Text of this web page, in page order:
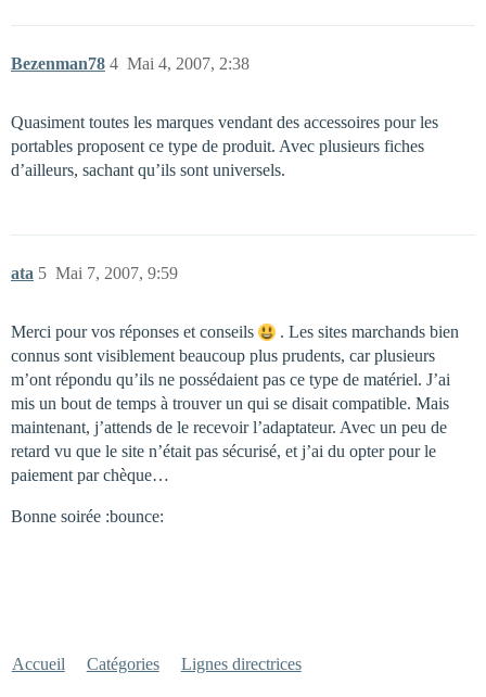
Bezenman78 Mai 4, 2007, 2:38
4
Quasiment toutes les marques vendant des accessoires pour les
portables proposent ce type de produit. Avec plusieurs fiches
d’ailleurs, sachant qu’ils sont universels.
ata Mai 7, 2007, 9:59
5
Merci pour vos réponses et conseils
. Les sites marchands bien
connus sont visiblement beaucoup plus prudents, car plusieurs
m’ont répondu qu’ils ne possédaient pas ce type de matériel. J’ai
mis un bout de temps à trouver un qui se disait compatible. Mais
maintenant, j’attends de le recevoir l’adaptateur. Avec un peu de
retard vu que le site n’était pas sécurisé, et j’ai du opter pour le
paiement par chèque…
Bonne soirée :bounce:
Accueil Catégories Lignes directrices